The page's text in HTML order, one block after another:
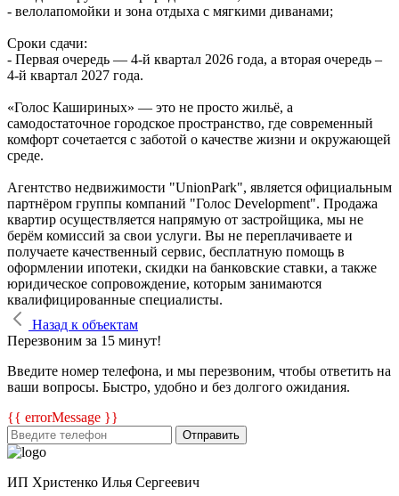
- велолапомойки и зона отдыха с мягкими диванами;
Сроки сдачи:
- Первая очередь — 4‑й квартал 2026 года, а вторая очередь –
4-й квартал 2027 года.
«Голос Кашириных» — это не просто жильё, а
самодостаточное городское пространство, где современный
комфорт сочетается с заботой о качестве жизни и окружающей
среде.
Агентство недвижимости "UnionPark", является официальным
партнёром группы компаний "Голос Development". Продажа
квартир осуществляется напрямую от застройщика, мы не
берём комиссий за свои услуги. Вы не переплачиваете и
получаете качественный сервис, бесплатную помощь в
оформлении ипотеки, скидки на банковские ставки, а также
юридическое сопровождение, которым занимаются
квалифицированные специалисты.
Назад к объектам
Перезвоним за 15 минут!
Введите номер телефона, и мы перезвоним, чтобы ответить на
ваши вопросы. Быстро, удобно и без долгого ожидания.
{{ errorMessage }}
Отправить
ИП Христенко Илья Сергеевич